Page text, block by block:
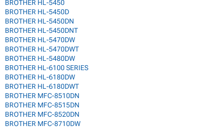
BROTHER HL-5450
BROTHER HL-5450D
BROTHER HL-5450DN
BROTHER HL-5450DNT
BROTHER HL-5470DW
BROTHER HL-5470DWT
BROTHER HL-5480DW
BROTHER HL-6100 SERIES
BROTHER HL-6180DW
BROTHER HL-6180DWT
BROTHER MFC-8510DN
BROTHER MFC-8515DN
BROTHER MFC-8520DN
BROTHER MFC-8710DW